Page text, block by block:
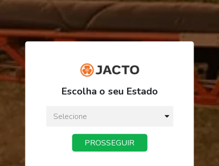
R$ 394,94
ou3xde R$ 131,64
Preço a vista:
Escolha o seu Estado
PROSSEGUIR